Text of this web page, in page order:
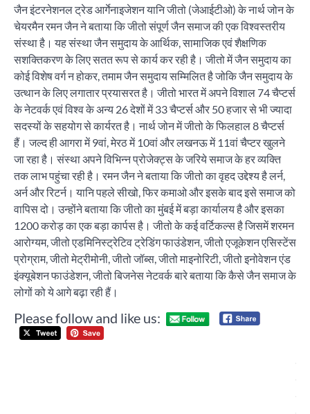
जैन इंटरनेशनल ट्रेड आर्गेनाइजेशन यानि जीतो (जेआईटीओ) के नार्थ जोन के
चेयरमैन रमन जैन ने बताया कि जीतो संपूर्ण जैन समाज की एक विश्वस्तरीय
संस्था है। यह संस्था जैन समुदाय के आर्थिक, सामाजिक एवं शैक्षणिक
सशक्तिकरण के लिए सतत रूप से कार्य कर रही है। जीतो में जैन समुदाय का
कोई विशेष वर्ग न होकर, तमाम जैन समुदाय सम्मिलित है जोकि जैन समुदाय के
उत्थान के लिए लगातार प्रयासरत है। जीतो भारत में अपने विशाल 74 चैप्टर्स
के नेटवर्क एवं विश्व के अन्य 26 देशों में 33 चैप्टर्स और 50 हजार से भी ज्यादा
सदस्यों के सहयोग से कार्यरत है। नार्थ जोन में जीतो के फिलहाल 8 चैप्टर्स
हैं। जल्द ही आगरा में 9वां, मेरठ में 10वां और लखनऊ में 11वां चैप्टर खुलने
जा रहा है। संस्था अपने विभिन्न प्रोजेक्ट्स के जरिये समाज के हर व्यक्ति
तक लाभ पहुंचा रही है। रमन जैन ने बताया कि जीतो का वृहद उद्देश्य है लर्न,
अर्न और रिटर्न। यानि पहले सीखो, फिर कमाओ और इसके बाद इसे समाज को
वापिस दो। उन्होंने बताया कि जीतो का मुंबई में बड़ा कार्यालय है और इसका
1200 करोड़ का एक बड़ा कार्पस है। जीतो के कई वर्टिकल्स है जिसमें शरमन
आरोग्यम, जीतो एडमिनिस्ट्रेटिव ट्रेडिंग फाउंडेशन, जीतो एजूकेशन एसिस्टेंस
प्रोग्राम, जीतो मेट्रीमोनी, जीतो जॉब्स, जीतो माइनोरिटी, जीतो इनोवेशन एंड
इंक्यूबेशन फाउंडेशन, जीतो बिजनेस नेटवर्क बारे बताया कि कैसे जैन समाज के
लोगों को ये आगे बढ़ा रही हैं।
Please follow and like us:
Post